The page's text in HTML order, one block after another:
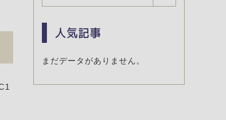
人気記事
まだデータがありません。